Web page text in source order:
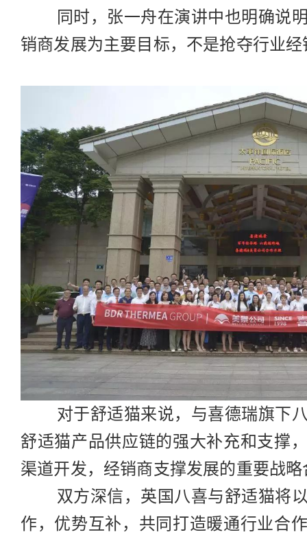
同时，张一舟在演讲中也明确说明
销商发展为主要目标，不是抢夺行业
对于舒适猫来说，与喜德瑞旗下八
舒适猫产品供应链的强大补充和支撑
渠道开发，经销商支撑发展的重要战
双方深信，英国八喜与舒适猫将以
作，优势互补，共同打造暖通行业合